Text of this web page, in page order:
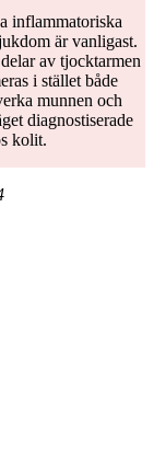
inflammatoriska
är vanligast.
av tjocktarmen
i stället både
munnen och
diagnostiserade
kolit.